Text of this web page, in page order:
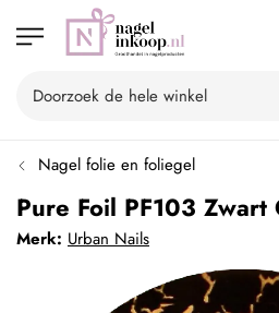
Nagel folie en foliegel
Pure Foil PF103 Zwart
Merk: Urban Nails